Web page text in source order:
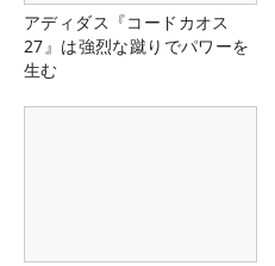
アディダス『コードカオス
27』は強烈な蹴りでパワーを
生む